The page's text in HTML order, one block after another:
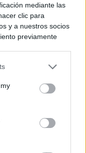
mediante las
clic para
y a nuestros socios
previamente
que algún
derecho de
se aplicarán
este sitio web o